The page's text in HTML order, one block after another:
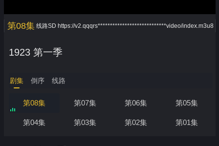
第08集 线路SD https://v2.qqqrs****************************video/index.m3u8
1923 第一季
剧集 倒序 线路
第08集 第07集 第06集 第05集
第04集 第03集 第02集 第01集